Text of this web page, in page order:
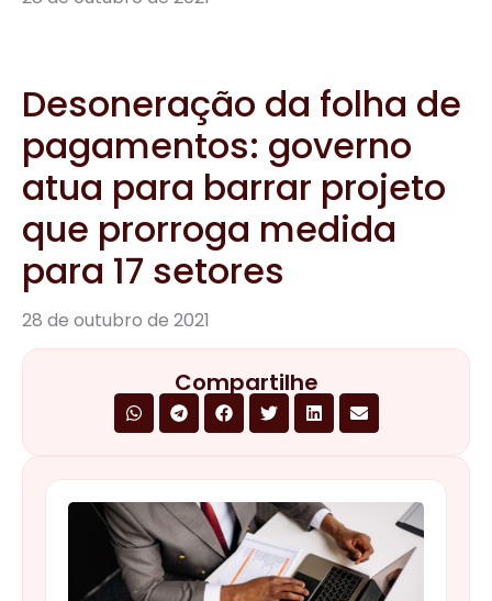
Desoneração da folha de
pagamentos: governo
atua para barrar projeto
que prorroga medida
para 17 setores
28 de outubro de 2021
Compartilhe